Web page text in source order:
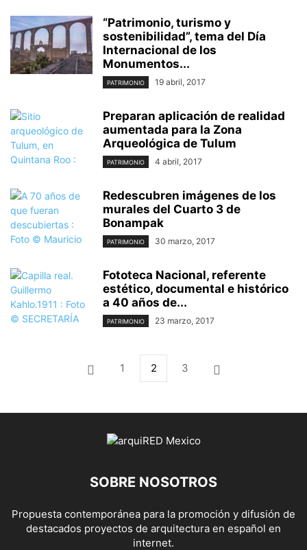
“Patrimonio, turismo y
sostenibilidad”, tema del Día
Internacional de los
Monumentos...
PATRIMONIO 19 abril, 2017
Preparan aplicación de realidad
aumentada para la Zona
Arqueológica de Tulum
PATRIMONIO 4 abril, 2017
Redescubren imágenes de los
murales del Cuarto 3 de
Bonampak
PATRIMONIO 30 marzo, 2017
Fototeca Nacional, referente
estético, documental e histórico
a 40 años de...
PATRIMONIO 23 marzo, 2017
1 2 3
SOBRE NOSOTROS
Propuesta contemporánea para la promoción y difusión de
destacados proyectos de arquitectura en español en
internet.